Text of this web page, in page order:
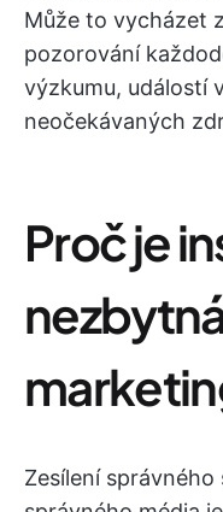
Může to vycházet
pozorování
výzkumu, událostí
neočekávaných
Proč je
Zesílení